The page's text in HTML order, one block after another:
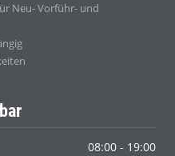
Neu- Vorführ- und
08:00 - 19:00